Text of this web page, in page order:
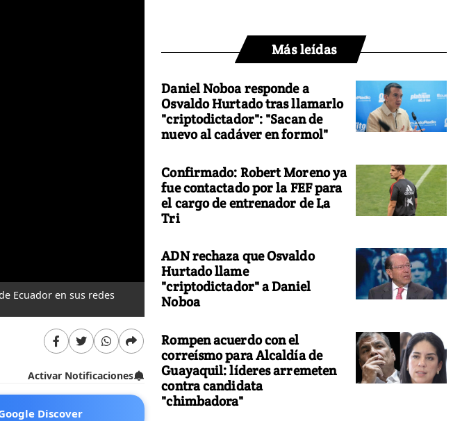
Ecuador en sus redes
Activar Notificaciones
Discover
Más leídas
Daniel Noboa responde a
Osvaldo Hurtado tras llamarlo
"criptodictador": "Sacan de
nuevo al cadáver en formol"
Confirmado: Robert Moreno ya
fue contactado por la FEF para
el cargo de entrenador de La
Tri
ADN rechaza que Osvaldo
Hurtado llame
"criptodictador" a Daniel
Noboa
Rompen acuerdo con el
correísmo para Alcaldía de
Guayaquil: líderes arremeten
contra candidata
"chimbadora"